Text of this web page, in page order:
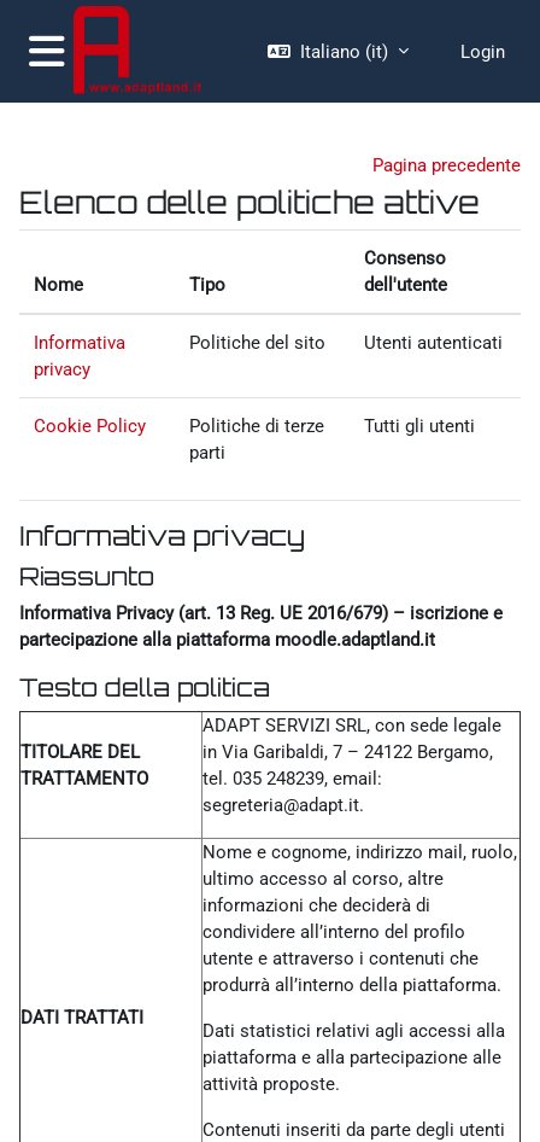
Vai al contenuto principale
Pannello laterale
Italiano ‎(it)‎ Login
Pagina precedente
Elenco delle politiche attive
Nome Tipo
Consenso
dell'utente
Informativa
privacy
Politiche del sito Utenti autenticati
Cookie Policy
Politiche di terze
parti
Tutti gli utenti
Informativa privacy
Riassunto
Informativa Privacy (art. 13 Reg. UE 2016/679) – iscrizione e
partecipazione alla piattaforma moodle.adaptland.it
Testo della politica
TITOLARE DEL
TRATTAMENTO
ADAPT SERVIZI SRL, con sede legale
in Via Garibaldi, 7 – 24122 Bergamo,
tel. 035 248239, email:
segreteria@adapt.it.
DATI TRATTATI
Nome e cognome, indirizzo mail, ruolo,
ultimo accesso al corso, altre
informazioni che deciderà di
condividere all’interno del profilo
utente e attraverso i contenuti che
produrrà all’interno della piattaforma.
Dati statistici relativi agli accessi alla
piattaforma e alla partecipazione alle
attività proposte.
Contenuti inseriti da parte degli utenti